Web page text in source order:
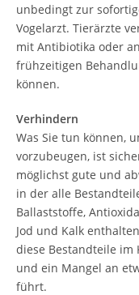
unbedingt zur
Vogelarzt. Tierärzte
mit Antibiotika oder
frühzeitigen
können.
Verhindern
Was Sie tun können,
vorzubeugen, ist
möglichst gute und
in der alle
Ballaststoffe,
Jod und Kalk
diese Bestandteile im
und ein Mangel an
führt.